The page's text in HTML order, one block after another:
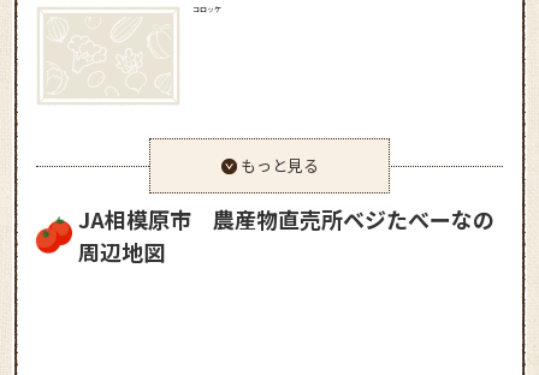
コロッケ
もっと見る
JA相模原市 農産物直売所ベジたべーなの
周辺地図